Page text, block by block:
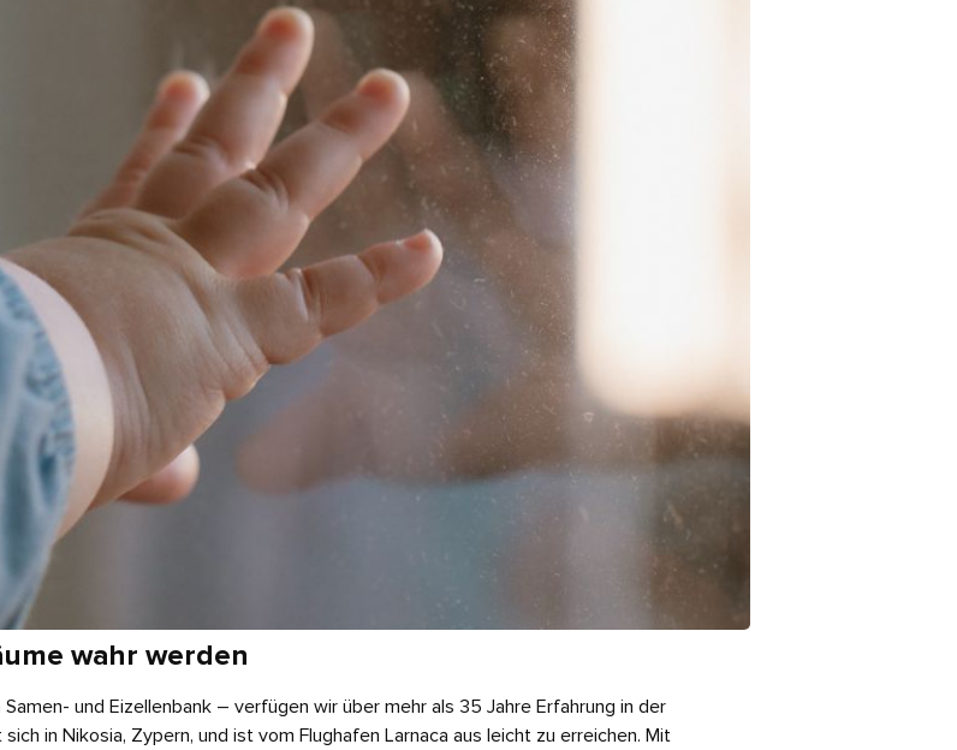
wahr werden
und Eizellenbank – verfügen wir über mehr als 35 Jahre Erfahrung in der
in Nikosia, Zypern, und ist vom Flughafen Larnaca aus leicht zu erreichen. Mit